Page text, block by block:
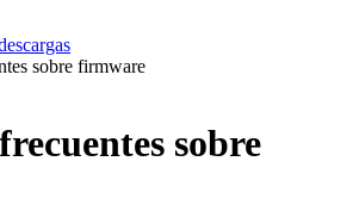
sobre firmware
sobre